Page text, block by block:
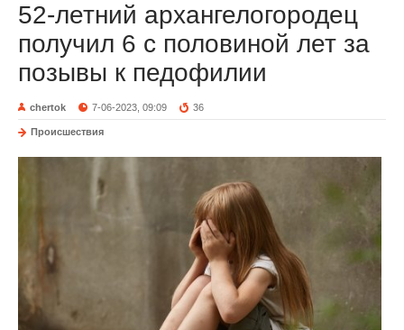
52-летний архангелогородец
получил 6 с половиной лет за
позывы к педофилии
chertok 7-06-2023, 09:09 36
Происшествия